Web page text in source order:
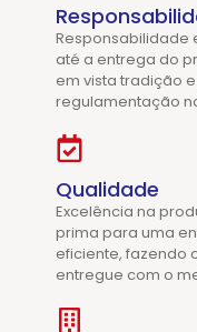
Responsabilidade
até a entrega do
em vista tradição
regulamentação
Qualidade
Excelência na
prima para uma
eficiente, fazendo
entregue com o